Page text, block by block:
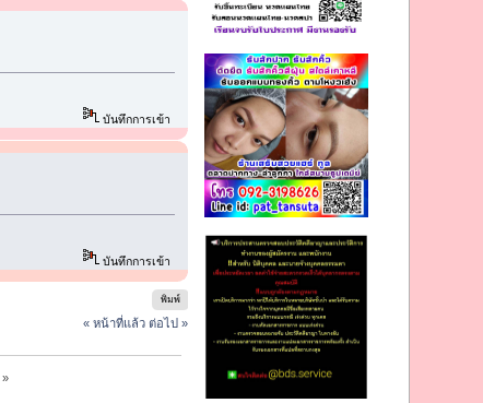
บันทึกการเข้า
บันทึกการเข้า
พิมพ์
« หน้าที่แล้ว ต่อไป »
»